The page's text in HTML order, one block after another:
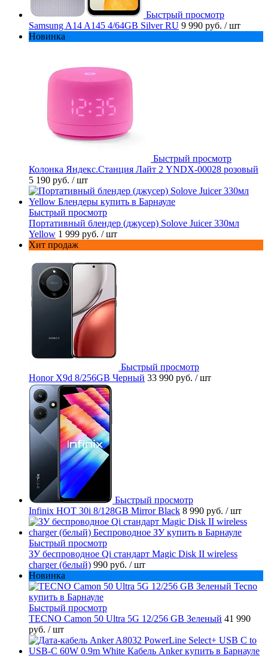
Быстрый просмотр
Samsung A14 A145 4/64GB Silver RU 9 990 руб. / шт
Новинка
Быстрый просмотр
Колонка Яндекс.Станция Лайт 2 YNDX-00028 розовый
5 190 руб. / шт
Быстрый просмотр
Портативный блендер (джусер) Solove Juicer 330мл
Yellow 1 999 руб. / шт
Хит продаж
Быстрый просмотр
Honor X9d 8/256GB Черный 33 990 руб. / шт
Быстрый просмотр
Infinix HOT 30i 8/128GB Mirror Black 8 990 руб. / шт
Быстрый просмотр
ЗУ беспроводное Qi стандарт Magic Disk II wireless
charger (белый) 990 руб. / шт
Новинка
Быстрый просмотр
TECNO Camon 50 Ultra 5G 12/256 GB Зеленый 41 990
руб. / шт